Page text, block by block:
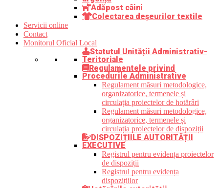
Adăpost câini
Colectarea deșeurilor textile
Servicii online
Contact
Monitorul Oficial Local
Statutul Unității Administrativ-
Teritoriale
Regulamentele privind
Procedurile Administrative
Regulament măsuri metodologice,
organizatorice, termenele și
circulația proiectelor de hotărâri
Regulament măsuri metodologice,
organizatorice, termenele și
circulația proiectelor de dispoziții
DISPOZIȚIILE AUTORITĂȚII
EXECUTIVE
Registrul pentru evidența proiectelor
de dispoziții
Registrul pentru evidența
dispozițiilor